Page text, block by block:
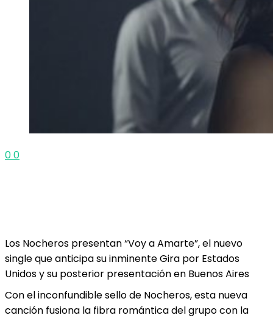
00
Los Nocheros presentan “Voy a Amarte”, el nuevo
single que anticipa su inminente Gira por Estados
Unidos y su posterior presentación en Buenos Aires
Con el inconfundible sello de Nocheros, esta nueva
canción fusiona la fibra romántica del grupo con la